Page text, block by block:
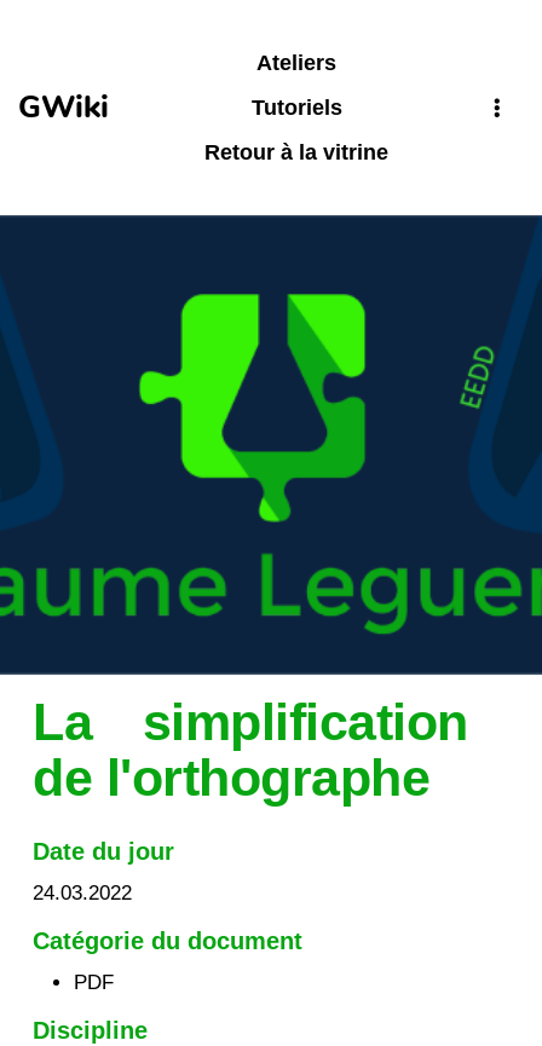
GWiki
Ateliers
Tutoriels
Retour à la vitrine
La simplification
de l'orthographe
Date du jour
24.03.2022
Catégorie du document
PDF
Discipline